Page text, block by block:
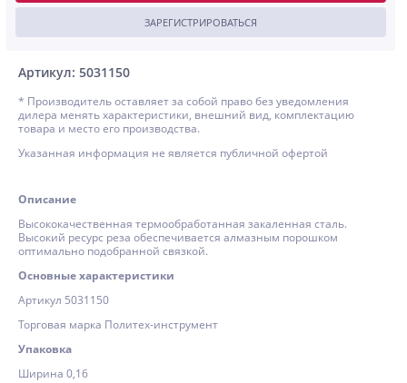
Артикул: 5031150
ЗАРЕГИСТРИРОВАТЬСЯ
* Производитель оставляет за собой право без уведомления
дилера менять характеристики, внешний вид, комплектацию
товара и место его производства.
Указанная информация не является публичной офертой
Описание
Высококачественная термообработанная закаленная сталь.
Высокий ресурс реза обеспечивается алмазным порошком
оптимально подобранной связкой.
Основные характеристики
Артикул 5031150
Торговая марка Политех-инструмент
Упаковка
Ширина 0,16